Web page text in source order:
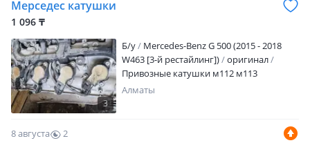
требуется. По всем вопросам вы можете
написать нам на, либо позвонить по
указанным контактным номерам.
Мерседес катушки
1 096 ₸
3
Б/y
Mercedes-Benz G 500 (2015 - 2018
W463 [3-й рестайлинг])
оригинал
Привозные катушки м112 м113
Алматы
8 августа
2